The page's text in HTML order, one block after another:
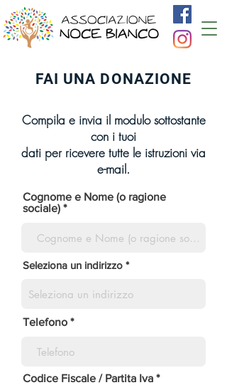
FAI UNA DONAZIONE
Compila e invia il modulo sottostante
con i tuoi
dati per ricevere tutte le istruzioni via
e-mail.
Cognome e Nome (o ragione
sociale)
Seleziona un indirizzo
Telefono
Codice Fiscale / Partita Iva